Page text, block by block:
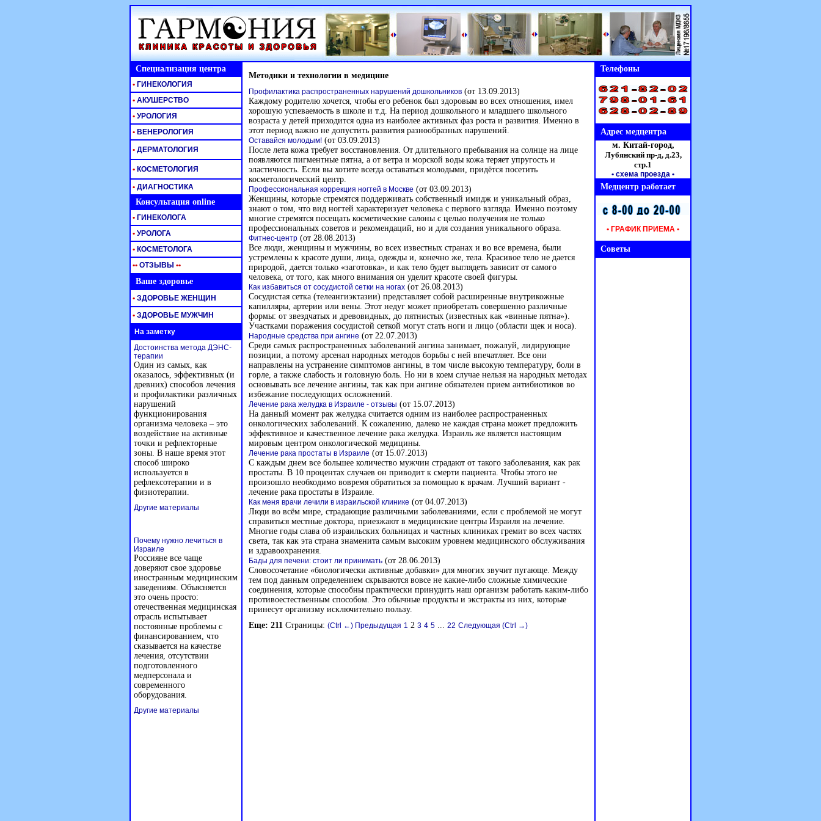
Специализация центра Методики и технологии в медицине
Профилактика распространенных нарушений дошкольников (от 13.09.2013)
Каждому родителю хочется, чтобы его ребенок был здоровым во всех отношения, имел
хорошую успеваемость в школе и т.д. На период дошкольного и младшего школьного
возраста у детей приходится одна из наиболее активных фаз роста и развития. Именно в
этот период важно не допустить развития разнообразных нарушений.
Оставайся молодым! (от 03.09.2013)
После лета кожа требует восстановления. От длительного пребывания на солнце на лице
появляются пигментные пятна, а от ветра и морской воды кожа теряет упругость и
эластичность. Если вы хотите всегда оставаться молодыми, придётся посетить
косметологический центр.
Профессиональная коррекция ногтей в Москве (от 03.09.2013)
Женщины, которые стремятся поддерживать собственный имидж и уникальный образ,
знают о том, что вид ногтей характеризует человека с первого взгляда. Именно поэтому
многие стремятся посещать косметические салоны с целью получения не только
профессиональных советов и рекомендаций, но и для создания уникального образа.
Фитнес-центр (от 28.08.2013)
Все люди, женщины и мужчины, во всех известных странах и во все времена, были
устремлены к красоте души, лица, одежды и, конечно же, тела. Красивое тело не дается
природой, дается только «заготовка», и как тело будет выглядеть зависит от самого
человека, от того, как много внимания он уделит красоте своей фигуры.
Как избавиться от сосудистой сетки на ногах (от 26.08.2013)
Сосудистая сетка (телеангиэктазии) представляет собой расширенные внутрикожные
капилляры, артерии или вены. Этот недуг может приобретать совершенно различные
формы: от звездчатых и древовидных, до пятнистых (известных как «винные пятна»).
Участками поражения сосудистой сеткой могут стать ноги и лицо (области щек и носа).
Народные средства при ангине (от 22.07.2013)
Среди самых распространенных заболеваний ангина занимает, пожалуй, лидирующие
позиции, а потому арсенал народных методов борьбы с ней впечатляет. Все они
направлены на устранение симптомов ангины, в том числе высокую температуру, боли в
горле, а также слабость и головную боль. Но ни в коем случае нельзя на народных методах
основывать все лечение ангины, так как при ангине обязателен прием антибиотиков во
избежание последующих осложнений.
Лечение рака желудка в Израиле - отзывы (от 15.07.2013)
На данный момент рак желудка считается одним из наиболее распространенных
онкологических заболеваний. К сожалению, далеко не каждая страна может предложить
эффективное и качественное лечение рака желудка. Израиль же является настоящим
мировым центром онкологической медицины.
Лечение рака простаты в Израиле (от 15.07.2013)
С каждым днем все большее количество мужчин страдают от такого заболевания, как рак
простаты. В 10 процентах случаев он приводит к смерти пациента. Чтобы этого не
произошло необходимо вовремя обратиться за помощью к врачам. Лучший вариант -
лечение рака простаты в Израиле.
Как меня врачи лечили в израильской клинике (от 04.07.2013)
Люди во всём мире, страдающие различными заболеваниями, если с проблемой не могут
справиться местные доктора, приезжают в медицинские центры Израиля на лечение.
Многие годы слава об израильских больницах и частных клиниках гремит во всех частях
света, так как эта страна знаменита самым высоким уровнем медицинского обслуживания
и здравоохранения.
Бады для печени: стоит ли принимать (от 28.06.2013)
Словосочетание «биологически активные добавки» для многих звучит пугающе. Между
тем под данным определением скрываются вовсе не какие-либо сложные химические
соединения, которые способны практически принудить наш организм работать каким-либо
противоестественным способом. Это обычные продукты и экстракты из них, которые
принесут организму исключительно пользу.
Еще: 211 Страницы: (Ctrl ←) Предыдущая 1 2 3 4 5 ... 22 Следующая (Ctrl →)
Телефоны
• ГИНЕКОЛОГИЯ
• АКУШЕРСТВО
• УРОЛОГИЯ
• ВЕНЕРОЛОГИЯ Адрес медцентра
• ДЕРМАТОЛОГИЯ
м. Китай-город,
Лубянский пр-д, д.23,
стр.1
• схема проезда •
• КОСМЕТОЛОГИЯ
• ДИАГНОСТИКА
Медцентр работает
Консультация online
• ГРАФИК ПРИЕМА •
• ГИНЕКОЛОГА
• УРОЛОГА
• КОСМЕТОЛОГА Советы
•• ОТЗЫВЫ ••
Ваше здоровье
• ЗДОРОВЬЕ ЖЕНЩИН
• ЗДОРОВЬЕ МУЖЧИН
На заметку
Достоинства метода ДЭНС-
терапии
Один из самых, как
оказалось, эффективных (и
древних) способов лечения
и профилактики различных
нарушений
функционирования
организма человека – это
воздействие на активные
точки и рефлекторные
зоны. В наше время этот
способ широко
используется в
рефлексотерапии и в
физиотерапии.
Другие материалы
Почему нужно лечиться в
Израиле
Россияне все чаще
доверяют свое здоровье
иностранным медицинским
заведениям. Объясняется
это очень просто:
отечественная медицинская
отрасль испытывает
постоянные проблемы с
финансированием, что
сказывается на качестве
лечения, отсутствии
подготовленного
медперсонала и
современного
оборудования.
Другие материалы